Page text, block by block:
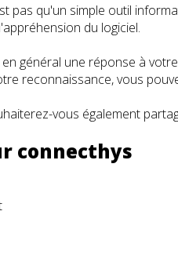
pas qu'un simple outil
du logiciel.
en général une réponse à
reconnaissance, vous
vous également
connecthys